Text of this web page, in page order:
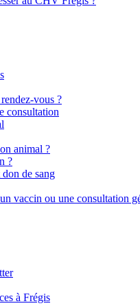
vous ?
consultation
animal ?
?
de sang
vaccin ou une consultation
à Frégis